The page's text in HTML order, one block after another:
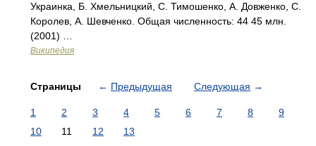
Украинка, Б. Хмельницкий, С. Тимошенко, А. Довженко, С.
Королев, А. Шевченко. Общая численность: 44 45 млн.
(2001) …
Википедия
Страницы ← Предыдущая Следующая →
1 2 3 4 5 6 7 8
9
10
11 12 13